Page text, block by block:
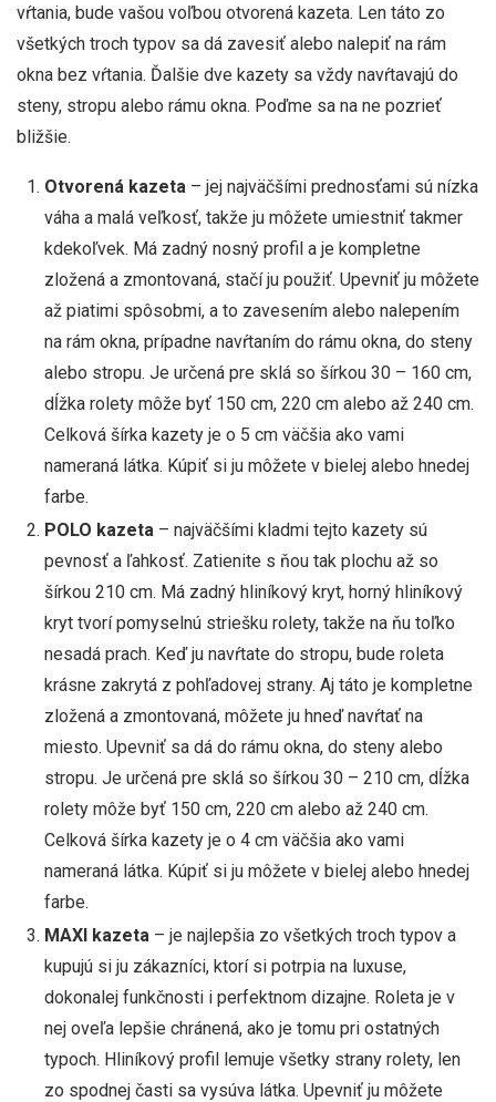
vŕtania, bude vašou voľbou otvorená kazeta. Len táto zo
všetkých troch typov sa dá zavesiť alebo nalepiť na rám
okna bez vŕtania. Ďalšie dve kazety sa vždy navŕtavajú do
steny, stropu alebo rámu okna. Poďme sa na ne pozrieť
bližšie.
Otvorená kazeta – jej najväčšími prednosťami sú nízka
váha a malá veľkosť, takže ju môžete umiestniť takmer
kdekoľvek. Má zadný nosný profil a je kompletne
zložená a zmontovaná, stačí ju použiť. Upevniť ju môžete
až piatimi spôsobmi, a to zavesením alebo nalepením
na rám okna, prípadne navŕtaním do rámu okna, do steny
alebo stropu. Je určená pre sklá so šírkou 30 – 160 cm,
dĺžka rolety môže byť 150 cm, 220 cm alebo až 240 cm.
Celková šírka kazety je o 5 cm väčšia ako vami
nameraná látka. Kúpiť si ju môžete v bielej alebo hnedej
farbe.
POLO kazeta – najväčšími kladmi tejto kazety sú
pevnosť a ľahkosť. Zatienite s ňou tak plochu až so
šírkou 210 cm. Má zadný hliníkový kryt, horný hliníkový
kryt tvorí pomyselnú striešku rolety, takže na ňu toľko
nesadá prach. Keď ju navŕtate do stropu, bude roleta
krásne zakrytá z pohľadovej strany. Aj táto je kompletne
zložená a zmontovaná, môžete ju hneď navŕtať na
miesto. Upevniť sa dá do rámu okna, do steny alebo
stropu. Je určená pre sklá so šírkou 30 – 210 cm, dĺžka
rolety môže byť 150 cm, 220 cm alebo až 240 cm.
Celková šírka kazety je o 4 cm väčšia ako vami
nameraná látka. Kúpiť si ju môžete v bielej alebo hnedej
farbe.
MAXI kazeta – je najlepšia zo všetkých troch typov a
kupujú si ju zákazníci, ktorí si potrpia na luxuse,
dokonalej funkčnosti i perfektnom dizajne. Roleta je v
nej oveľa lepšie chránená, ako je tomu pri ostatných
typoch. Hliníkový profil lemuje všetky strany rolety, len
zo spodnej časti sa vysúva látka. Upevniť ju môžete